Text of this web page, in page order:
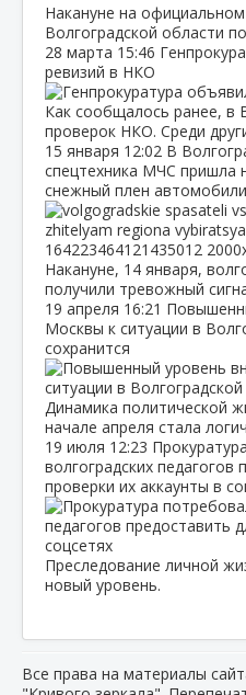
Накануне на
Волгоградской области
28 марта 15:46
ревизий в НКО
Как сообщалось ранее, в
проверок НКО. Среди
15 января 12:02 В
спецтехника МЧС
снежный плен
Накануне, 14 января,
получили тревожный
19 апреля 16:21
Москвы к ситуации в
сохранится
Динамика политической
начале апреля стала
19 июля 12:23
волгоградских педагогов
проверки их аккаунты в
Преследование личной
новый уровень.
Все права на материалы